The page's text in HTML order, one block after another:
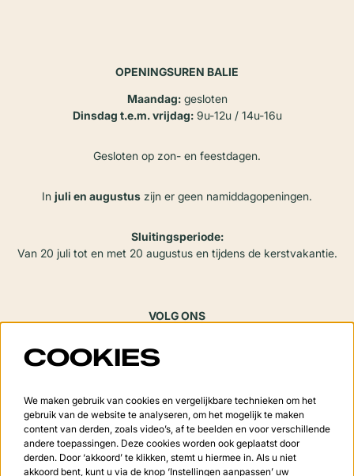
OPENINGSUREN BALIE
Maandag:gesloten
Dinsdag t.e.m. vrijdag:9u-12u / 14u-16u
Gesloten op zon- en feestdagen.
In juli en augustus zijn er geen namiddagopeningen.
Sluitingsperiode:
Van 20 juli tot en met 20 augustus en tijdens de kerstvakantie.
VOLG ONS
Meld je aan voor de nieuwsbrief
Aanmelden
COOKIES
We maken gebruik van cookies en vergelijkbare technieken om het
gebruik van de website te analyseren, om het mogelijk te maken
content van derden, zoals video’s, af te beelden en voor verschillende
andere toepassingen. Deze cookies worden ook geplaatst door
derden. Door ‘akkoord’ te klikken, stemt u hiermee in. Als u niet
akkoord bent, kunt u via de knop ‘Instellingen aanpassen’ uw